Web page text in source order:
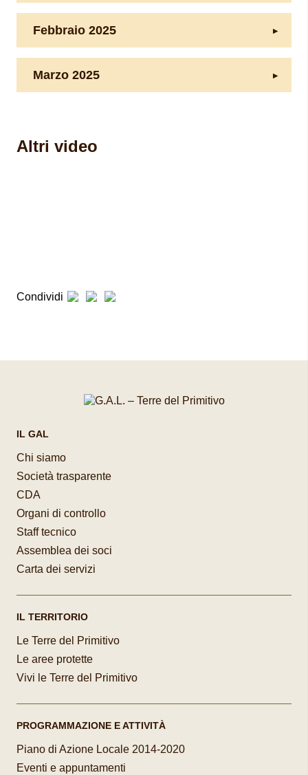
Febbraio 2025
Marzo 2025
Altri video
Condividi
IL GAL
Chi siamo
Società trasparente
CDA
Organi di controllo
Staff tecnico
Assemblea dei soci
Carta dei servizi
IL TERRITORIO
Le Terre del Primitivo
Le aree protette
Vivi le Terre del Primitivo
PROGRAMMAZIONE E ATTIVITÀ
Piano di Azione Locale 2014-2020
Eventi e appuntamenti